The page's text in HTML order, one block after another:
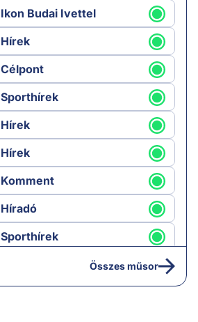
Ikon Budai Ivettel
Hírek
Célpont
Sporthírek
Hírek
Hírek
Komment
Híradó
Sporthírek
Összes műsor